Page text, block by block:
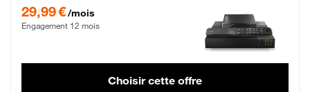
29,99 €/mois
Engagement 12 mois
Choisir cette offre